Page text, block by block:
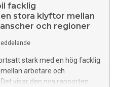
facklig
stora klyftor mellan
och regioner
stark med en hög facklig
arbetare och
visar den nya rapporten